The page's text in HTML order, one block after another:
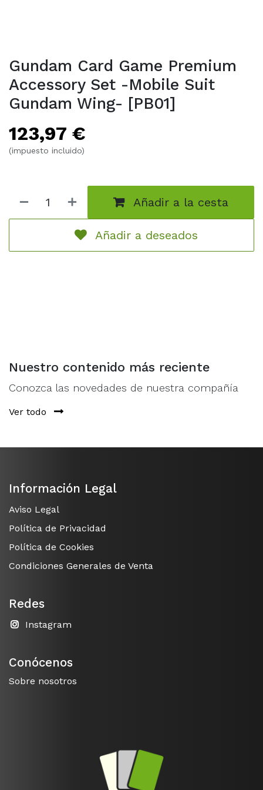
Gundam Card Game Premium
Accessory Set -Mobile Suit
Gundam Wing- [PB01]
123,97 €
(impuesto incluido)
Añadir a la cesta
Añadir a deseados
Nuestro contenido más reciente
Conozca las novedades de nuestra compañía
Ver todo
Información Legal
Aviso Legal
Política de Privacidad
Política de Cookies
Condiciones Generales de Venta
Redes
Instagram
Conócenos
Sobre nosotros